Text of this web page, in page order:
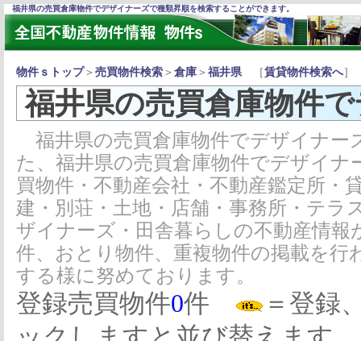
福井県の売買倉庫物件でデザイナーズで種類昇順を検索することができます。
物件ｓトップ＞ 売買物件検索 ＞ 倉庫 ＞ 福井県［賃貸物件検索へ］
福井県の売買倉庫物件
福井県の売買倉庫物件でデザイナー
た、福井県の売買倉庫物件でデザイ
買物件・不動産会社・不動産鑑定所・
建・別荘・土地・店舗・事務所・テラ
ザイナーズ・田舎暮らしの不動産情
件、おとり物件、重複物件の掲載を
する様に努めております。
登録売買物件0件
＝登録